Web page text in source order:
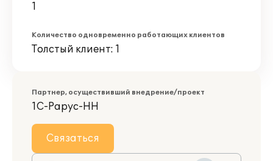
1
Количество одновременно работающих клиентов
Толстый клиент: 1
Партнер, осуществивший внедрение/проект
1С-Рарус-НН
Связаться